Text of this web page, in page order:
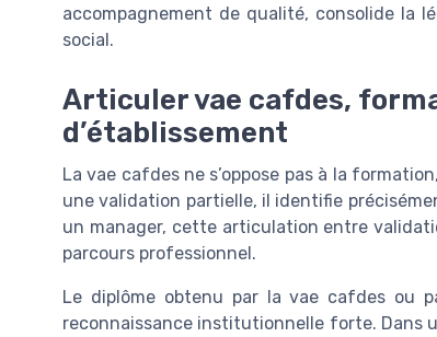
accompagnement de qualité, consolide la
social.
Articuler vae cafdes,
d’établissement
La vae cafdes ne s’oppose pas à la
une validation partielle, il identifie
un manager, cette articulation entre
parcours professionnel.
Le diplôme obtenu par la vae cafdes ou
reconnaissance institutionnelle forte. Dans